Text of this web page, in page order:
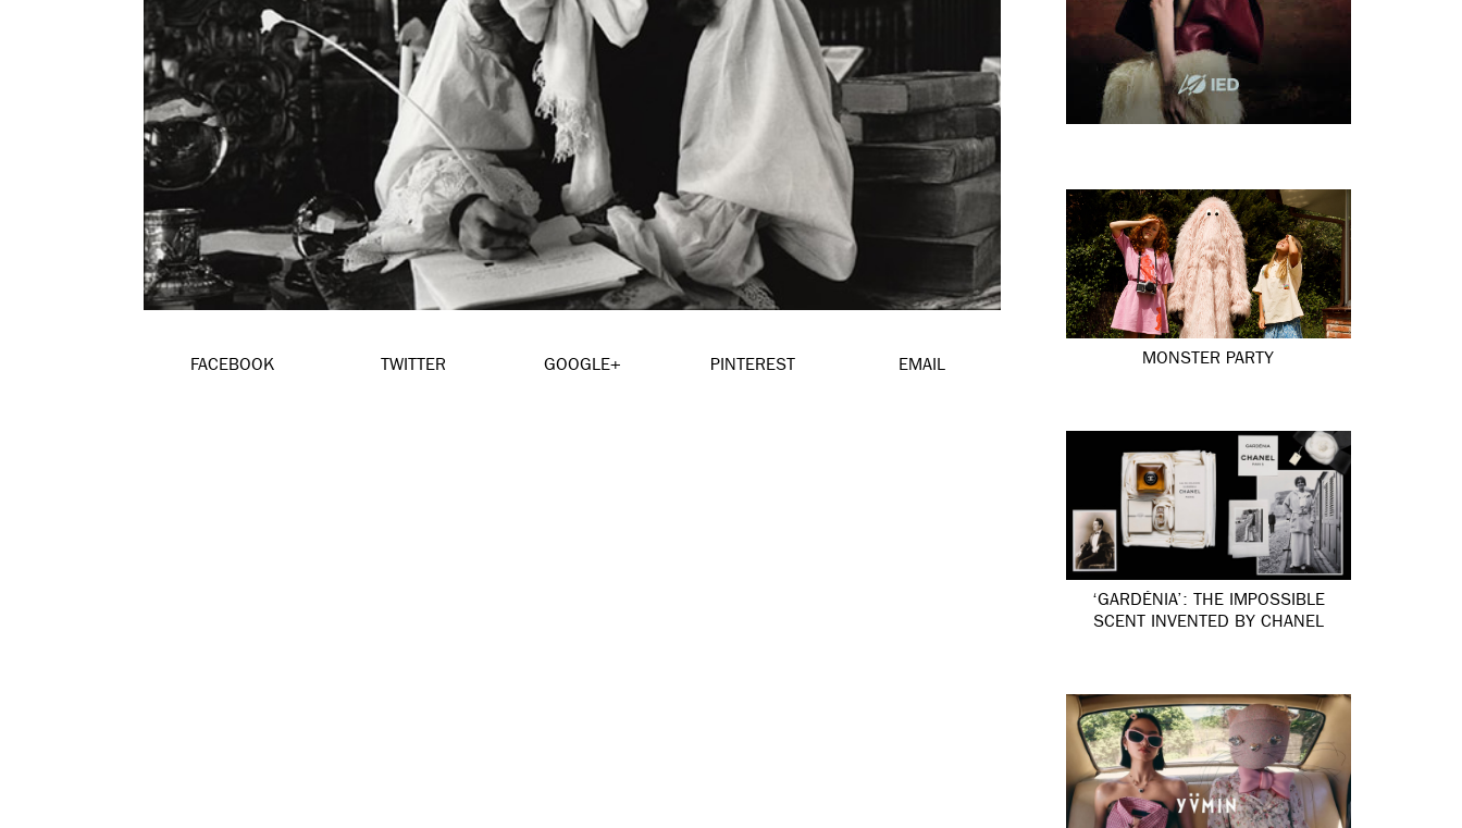
FACEBOOK TWITTER GOOGLE+ PINTEREST EMAIL MONSTER PARTY
‘GARDÉNIA’: THE IMPOSSIBLE
SCENT INVENTED BY CHANEL